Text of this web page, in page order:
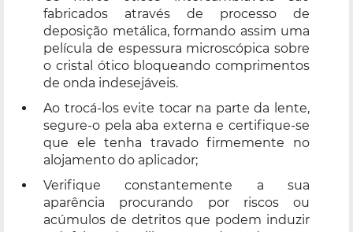
fabricados através de processo de
deposição metálica, formando assim uma
película de espessura microscópica sobre
o cristal ótico bloqueando comprimentos
de onda indesejáveis.
Ao trocá-los evite tocar na parte da lente,
segure-o pela aba externa e certifique-se
que ele tenha travado firmemente no
alojamento do aplicador;
Verifique constantemente a sua
aparência procurando por riscos ou
acúmulos de detritos que podem induzir